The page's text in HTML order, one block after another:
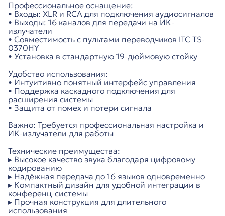
Профессиональное оснащение:
• Входы: XLR и RCA для подключения аудиосигналов
• Выходы: 16 каналов для передачи на ИК-
излучатели
• Совместимость с пультами переводчиков ITC TS-
0370HY
• Установка в стандартную 19-дюймовую стойку
Удобство использования:
• Интуитивно понятный интерфейс управления
• Поддержка каскадного подключения для
расширения системы
• Защита от помех и потери сигнала
Важно: Требуется профессиональная настройка и
ИК-излучатели для работы
Технические преимущества:
▸ Высокое качество звука благодаря цифровому
кодированию
▸ Надёжная передача до 16 языков одновременно
▸ Компактный дизайн для удобной интеграции в
конференц-системы
▸ Прочная конструкция для длительного
использования